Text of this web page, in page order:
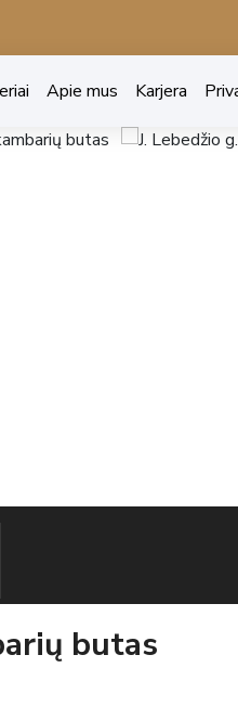
Apie mus Karjera
butas